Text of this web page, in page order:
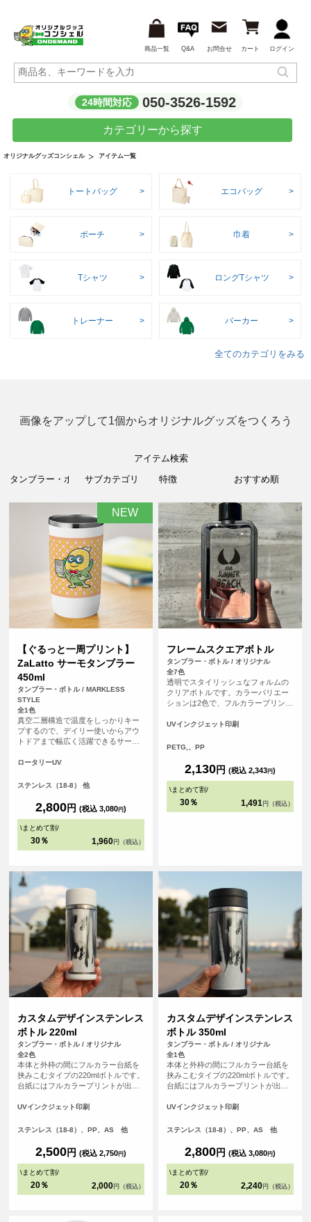
商品一覧 Q&A お問合せ カート ログイン
24時間対応 050-3526-1592
カテゴリーから探す
オリジナルグッズコンシェル アイテム一覧
トートバッグ エコバッグ
ポーチ 巾着
Tシャツ ロングTシャツ
トレーナー パーカー
全てのカテゴリをみる
画像をアップして1個からオリジナルグッズをつくろう
アイテム検索
NEW
【ぐるっと一周プリント】
ZaLatto サーモタンブラー
450ml
タンブラー・ボトル / MARKLESS
STYLE
全1色
真空二層構造で温度をしっかりキー
プするので、デイリー使いからアウ
トドアまで幅広く活躍できるサーモ
てぐるっと360°のフルカラープリン
がります。
ロータリーUV
ステンレス（18-8） 他
2,800円 (税込 3,080円)
\まとめて割/
30％ 1,960 円（税込）
フレームスクエアボトル
タンブラー・ボトル / オリジナル
全7色
透明でスタイリッシュなフォルムの
クリアボトルです。カラーバリエー
ションは2色で、フルカラープリント
UVインクジェット印刷
PETG,、PP
2,130円 (税込 2,343円)
\まとめて割/
30％ 1,491 円（税込）
カスタムデザインステンレス
ボトル 220ml
タンブラー・ボトル / オリジナル
全2色
本体と外枠の間にフルカラー台紙を
挟みこむタイプの220mlボトルです。
台紙にはフルカラープリントが出来
もOK、手書きのデザイン等、自由自
描いたデザイン等、チームやご卒業
です。
UVインクジェット印刷
ステンレス（18-8）、PP、AS 他
2,500円 (税込 2,750円)
\まとめて割/
20％ 2,000 円（税込）
カスタムデザインステンレス
ボトル 350ml
タンブラー・ボトル / オリジナル
全1色
本体と外枠の間にフルカラー台紙を
挟みこむタイプの220mlボトルです。
台紙にはフルカラープリントが出来
もOK、手書きのデザイン等、自由自
描いたデザイン等、チームやご卒業
です。
UVインクジェット印刷
ステンレス（18-8）、PP、AS 他
2,800円 (税込 3,080円)
\まとめて割/
20％ 2,240 円（税込）